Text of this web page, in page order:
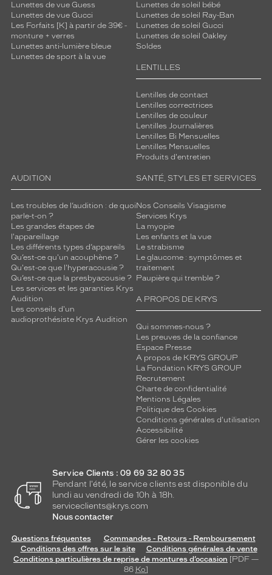
Lunettes de vue Guess
Lunettes de vue Gucci
Les Forfaits [K] à partir de 39€ -
monture + verres
Lunettes anti-lumière bleue
Lunettes de sport à la vue
Lunettes de soleil bébé
Lunettes de soleil Ray-Ban
Lunettes de soleil Gucci
Lunettes de soleil Oakley
Soldes
LENTILLES
Lentilles de contact
Lentilles correctrices
Lentilles de couleur
Lentilles Journalières
Lentilles Bi Mensuelles
Lentilles Mensuelles
Produits d'entretien
AUDITION
Les troubles de l’audition : de quoi
parle-t-on ?
Les grandes étapes de
l'appareillage
Les différents types d’appareils
Qu’est-ce qu'un acouphène ?
Qu'est-ce que l'hyperacousie ?
Qu’est-ce que la presbyacousie ?
Les services et les garanties Krys
Audition
Les conseils d'un
audioprothésiste Krys Audition
SANTÉ, STYLES ET SERVICES
Nos Conseils Visagisme
Services Krys
La myopie
Les enfants et la vue
Le strabisme
Le glaucome : symptômes et
traitement
Paupière qui tremble ?
A PROPOS DE KRYS
Qui sommes-nous ?
Les preuves de la confiance
Espace Presse
A propos de KRYS GROUP
La Fondation KRYS GROUP
Recrutement
Charte de confidentialité
Mentions Légales
Politique des Cookies
Conditions générales d'utilisation
Accessibilité
Gérer les cookies
Service Clients : 09 69 32 80 35
Pendant l'été, le service clients est disponible du
lundi au vendredi de 10h à 18h.
serviceclients@krys.com
Nous contacter
Questions fréquentes
Commandes - Retours - Remboursement
Conditions des offres sur le site
Conditions générales de vente
Conditions particulières de reprise de montures d’occasion [PDF —
86 Ko]